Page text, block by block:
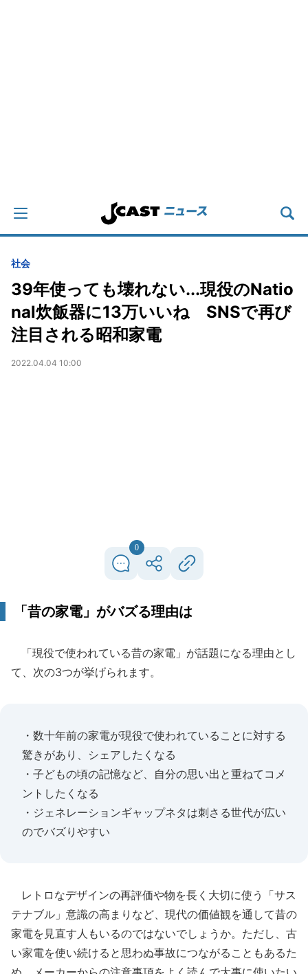
社会
39年使っても壊れない...現役のNatio
nal炊飯器に13万いいね SNSで再び
注目される昭和家電
2022.04.04 10:00
0
「昔の家電」がバズる理由は
「現役で使われている昔の家電」が話題になる理由とし
て、次の3つが挙げられます。
・数十年前の家電が現役で使われていることに対する
驚きがあり、シェアしたくなる
・子どもの頃の記憶など、自分の思い出と重ねてコメ
ントしたくなる
・ジェネレーションギャップネタは刺さる世代が広い
のでバズりやすい
レトロなデザインの再評価や物を長く大切に使う「サス
テナブル」意識の高まりなど、現代の価値観を通して昔の
家電を見直す人もいるのではないでしょうか。ただし、古
い家電を使い続けると思わぬ事故につながることもあるた